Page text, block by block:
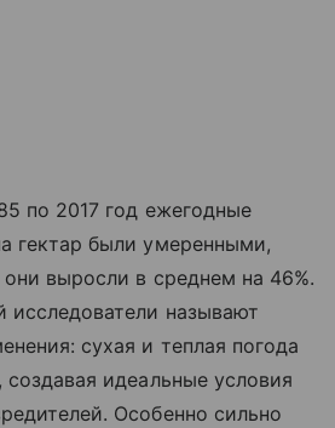
по 2017 год ежегодные
гектар были умеренными,
выросли в среднем на 46%.
исследователи называют
сухая и теплая погода
создавая идеальные условия
Особенно сильно